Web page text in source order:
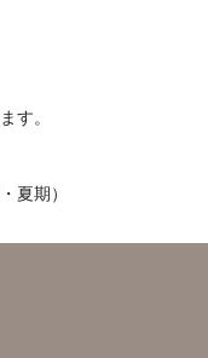
す。
夏期）